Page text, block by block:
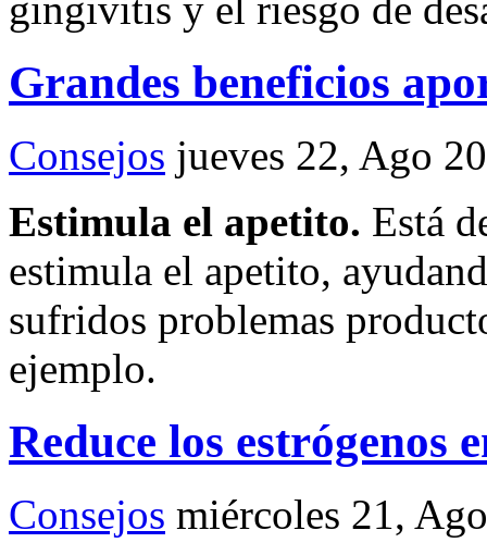
Grandes beneficios
Consejos jueves 22, Ago
Estimula el apetito. Está
estimula el apetito,
sufridos problemas
ejemplo.
Reduce los estrógenos
Consejos miércoles 21,